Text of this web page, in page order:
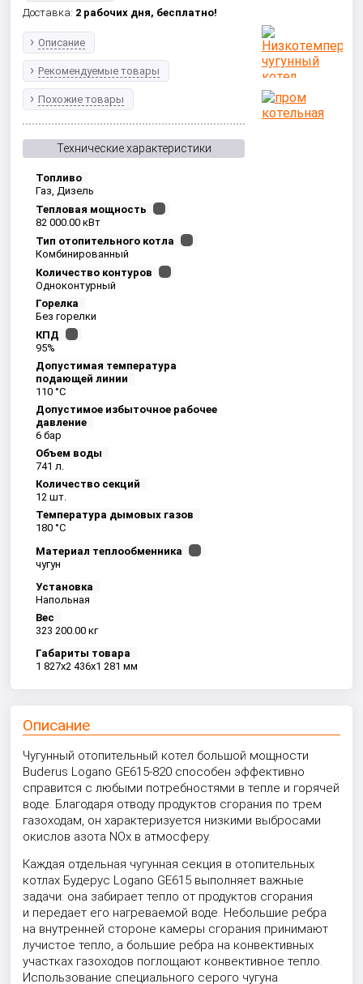
Доставка: 2 рабочих дня, бесплатно!
Описание
Рекомендуемые товары
Похожие товары
Технические характеристики
Топливо
Газ, Дизель
Тепловая мощность
82 000.00 кВт
Тип отопительного котла
Комбинированный
Количество контуров
Одноконтурный
Горелка
Без горелки
КПД
95%
Допустимая температура
подающей линии
110 °C
Допустимое избыточное рабочее
давление
6 бар
Объем воды
741 л.
Количество секций
12 шт.
Температура дымовых газов
180 °C
Материал теплообменника
чугун
Установка
Напольная
Вес
323 200.00 кг
Габариты товара
1 827x2 436x1 281 мм
Описание
Чугунный отопительный котел большой мощности
Buderus Logano GE615-820 способен эффективно
справится с любыми потребностями в тепле и горячей
воде. Благодаря отводу продуктов сгорания по трем
газоходам, он характеризуется низкими выбросами
окислов азота NOx в атмосферу.
Каждая отдельная чугунная секция в отопительных
котлах Будерус Logano GE615 выполняет важные
задачи: она забирает тепло от продуктов сгорания
и передает его нагреваемой воде. Небольшие ребра
на внутренней стороне камеры сгорания принимают
лучистое тепло, а большие ребра на конвективных
участках газоходов поглощают конвективное тепло.
Использование специального серого чугуна